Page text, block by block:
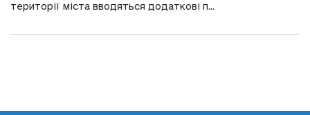
території міста вводяться додаткові п...